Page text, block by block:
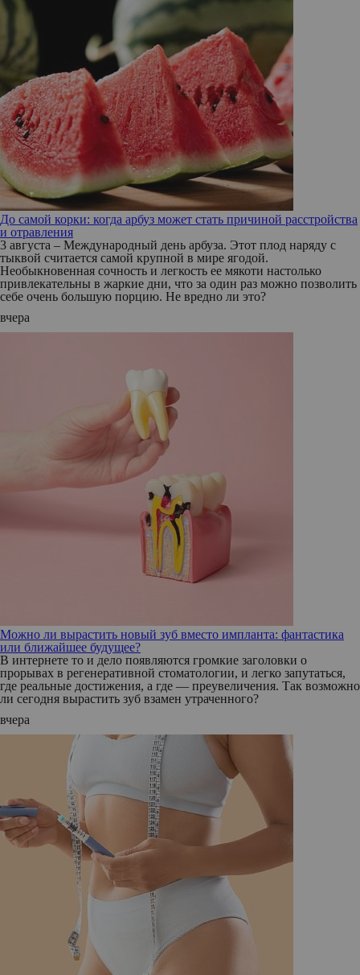
До самой корки: когда арбуз может стать причиной расстройства
и отравления
3 августа – Международный день арбуза. Этот плод наряду с
тыквой считается самой крупной в мире ягодой.
Необыкновенная сочность и легкость ее мякоти настолько
привлекательны в жаркие дни, что за один раз можно позволить
себе очень большую порцию. Не вредно ли это?
вчера
Можно ли вырастить новый зуб вместо импланта: фантастика
или ближайшее будущее?
В интернете то и дело появляются громкие заголовки о
прорывах в регенеративной стоматологии, и легко запутаться,
где реальные достижения, а где — преувеличения. Так возможно
ли сегодня вырастить зуб взамен утраченного?
вчера